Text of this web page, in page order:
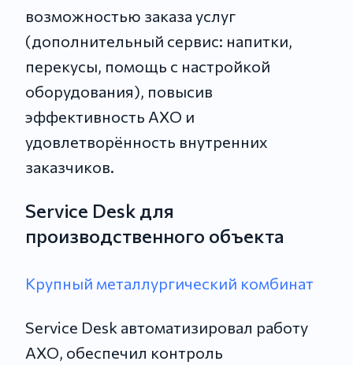
возможностью заказа услуг
(дополнительный сервис: напитки,
перекусы, помощь с настройкой
оборудования), повысив
эффективность АХО и
удовлетворённость внутренних
заказчиков.
Service Desk для
производственного объекта
Крупный металлургический комбинат
Service Desk автоматизировал работу
АХО, обеспечил контроль